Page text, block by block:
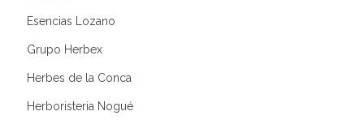
Esencias Lozano
Grupo Herbex
Herbes de la Conca
Herboristeria Nogué